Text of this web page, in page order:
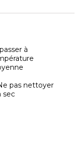
à
pas nettoyer
sec